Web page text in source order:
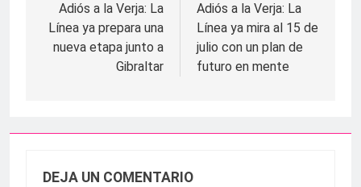
de
entradas
Adiós a la Verja: La
Línea ya prepara una
nueva etapa junto a
Gibraltar
Adiós a la Verja: La
Línea ya mira al 15 de
julio con un plan de
futuro en mente
DEJA UN COMENTARIO